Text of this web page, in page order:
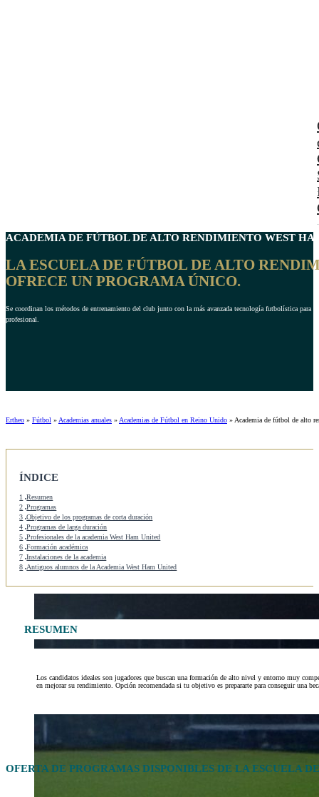
ACADEMIA DE FÚTBOL DE ALTO RENDIMIENTO WEST
LA ESCUELA DE FÚTBOL DE ALTO
OFRECE UN PROGRAMA ÚNICO.
Se coordinan los métodos de entrenamiento del club junto con la más avanzada tecnología futbolística para
profesional.
Ertheo » Fútbol » Academias anuales » Academias de Fútbol en Reino Unido » Academia de fútbol de alto
ÍNDICE
1 Resumen
2 Programas
3 Objetivo de los programas de corta duración
4 Programas de larga duración
5 Profesionales de la academia West Ham United
6 Formación académica
7 Instalaciones de la academia
8 Antiguos alumnos de la Academia West Ham United
RESUMEN
Los candidatos ideales son jugadores que buscan una formación de alto nivel y entorno muy
en mejorar su rendimiento. Opción recomendada si tu objetivo es prepararte para conseguir una
OFERTA DE PROGRAMAS DISPONIBLES DE LA ESCUELA